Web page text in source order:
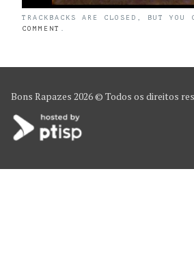
TRACKBACKS ARE CLOSED, BUT YOU
COMMENT
Bons Rapazes 2026 © Todos os direitos